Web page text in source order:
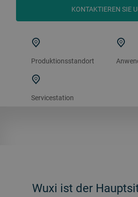
KONTAKTIEREN SIE
Produktionsstandort
Servicestation
Wuxi ist der